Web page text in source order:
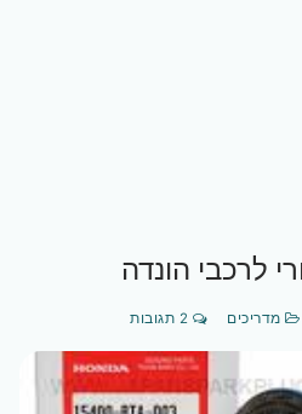
לרכבי הונדה
מדריכים